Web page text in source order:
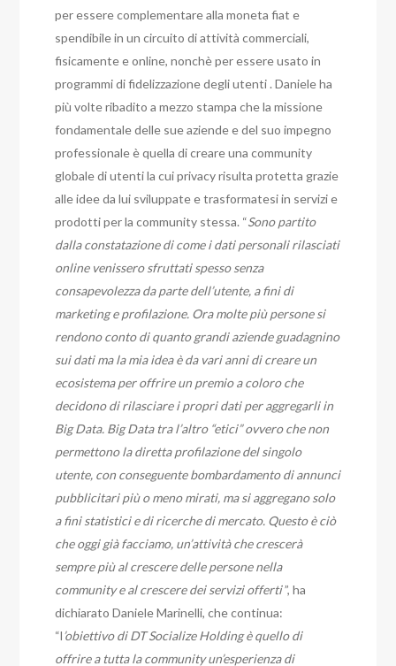
per essere complementare alla moneta fiat e
spendibile in un circuito di attività commerciali,
fisicamente e online, nonchè per essere usato in
programmi di fidelizzazione degli utenti . Daniele ha
più volte ribadito a mezzo stampa che la missione
fondamentale delle sue aziende e del suo impegno
professionale è quella di creare una community
globale di utenti la cui privacy risulta protetta grazie
alle idee da lui sviluppate e trasformatesi in servizi e
prodotti per la community stessa. “Sono partito
dalla constatazione di come i dati personali rilasciati
online venissero sfruttati spesso senza
consapevolezza da parte dell’utente, a fini di
marketing e profilazione. Ora molte più persone si
rendono conto di quanto grandi aziende guadagnino
sui dati ma la mia idea è da vari anni di creare un
ecosistema per offrire un premio a coloro che
decidono di rilasciare i propri dati per aggregarli in
Big Data. Big Data tra l’altro “etici” ovvero che non
permettono la diretta profilazione del singolo
utente, con conseguente bombardamento di annunci
pubblicitari più o meno mirati, ma si aggregano solo
a fini statistici e di ricerche di mercato. Questo è ciò
che oggi già facciamo, un’attività che crescerà
sempre più al crescere delle persone nella
community e al crescere dei servizi offerti”, ha
dichiarato Daniele Marinelli, che continua:
“l’obiettivo di DT Socialize Holding è quello di
offrire a tutta la community un’esperienza di